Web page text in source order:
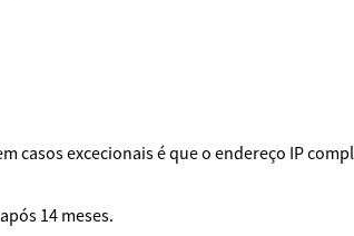
casos excecionais é que o endereço IP
14 meses.